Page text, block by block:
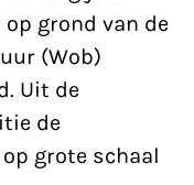
grond van de
(Wob)
Uit de
de
grote schaal